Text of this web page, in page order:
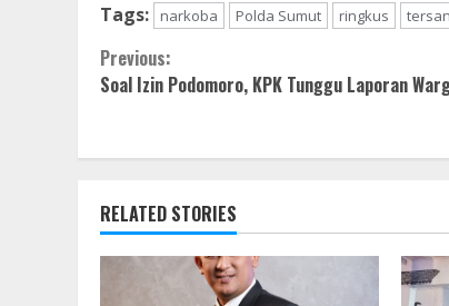
Tags: narkoba Polda Sumut ringkus
Continue
Reading
Previous:
Soal Izin Podomoro, KPK Tunggu Laporan
RELATED STORIES